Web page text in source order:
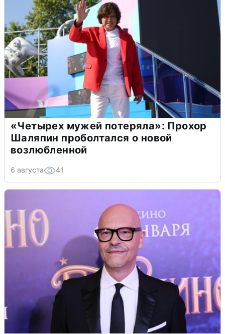
«Четырех мужей потеряла»: Прохор
Шаляпин проболтался о новой
возлюбленной
6 августа 41